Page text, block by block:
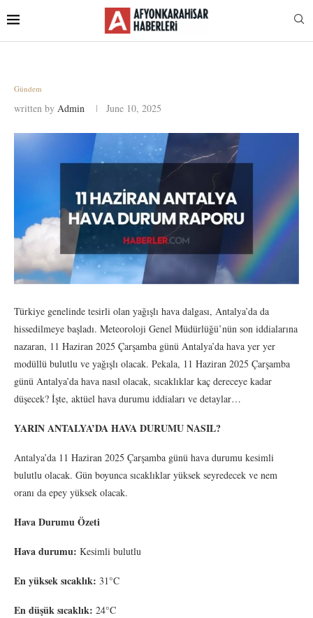
Gündem
written by Admin June 10, 2025
Türkiye genelinde tesirli olan yağışlı hava dalgası, Antalya’da da
hissedilmeye başladı. Meteoroloji Genel Müdürlüğü’nün son iddialarına
nazaran, 11 Haziran 2025 Çarşamba günü Antalya’da hava yer yer
modüllü bulutlu ve yağışlı olacak. Pekala, 11 Haziran 2025 Çarşamba
günü Antalya’da hava nasıl olacak, sıcaklıklar kaç dereceye kadar
düşecek? İşte, aktüel hava durumu iddiaları ve detaylar…
YARIN ANTALYA’DA HAVA DURUMU NASIL?
Antalya’da 11 Haziran 2025 Çarşamba günü hava durumu kesimli
bulutlu olacak. Gün boyunca sıcaklıklar yüksek seyredecek ve nem
oranı da epey yüksek olacak.
Hava DurumuÖzeti
Hava durumu: Kesimli bulutlu
En yüksek sıcaklık: 31°C
En düşük sıcaklık: 24°C